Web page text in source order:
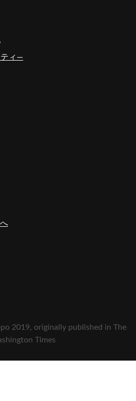
ティ―
2019, originally published in The
Times